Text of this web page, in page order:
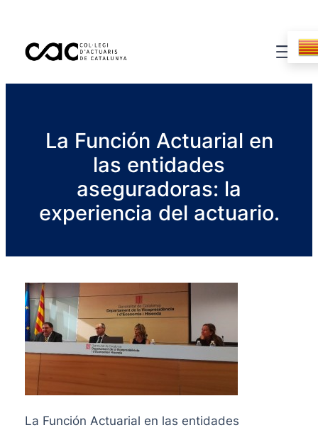
La Función Actuarial en
las entidades
aseguradoras: la
experiencia del actuario.
La Función Actuarial en las entidades